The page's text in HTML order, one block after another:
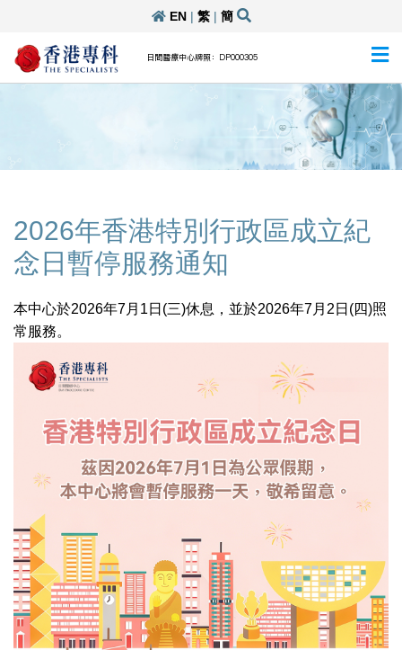
EN| 繁| 簡
日間醫療中心牌照：DP000305
2026年香港特別行政區成立紀
念日暫停服務通知
本中心於2026年7月1日(三)休息，並於2026年7月2日(四)照
常服務。